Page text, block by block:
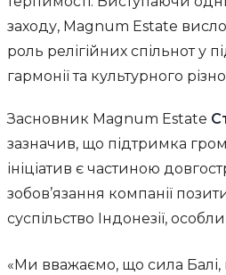
заходу, Magnum Estate
роль релігійних спільнот у
гармонії та культурного
Засновник Magnum Estate
зазначив, що підтримка
ініціатив є частиною
зобов’язання компанії
суспільство Індонезії,
«Ми вважаємо, що сила Балі,